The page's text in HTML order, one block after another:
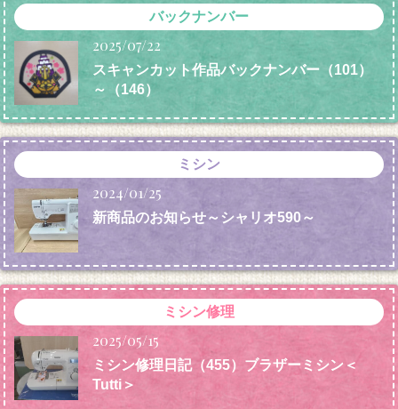
バックナンバー
2025/07/22
スキャンカット作品バックナンバー（101）
～（146）
ミシン
2024/01/25
新商品のお知らせ～シャリオ590～
ミシン修理
2025/05/15
ミシン修理日記（455）ブラザーミシン＜
Tutti＞